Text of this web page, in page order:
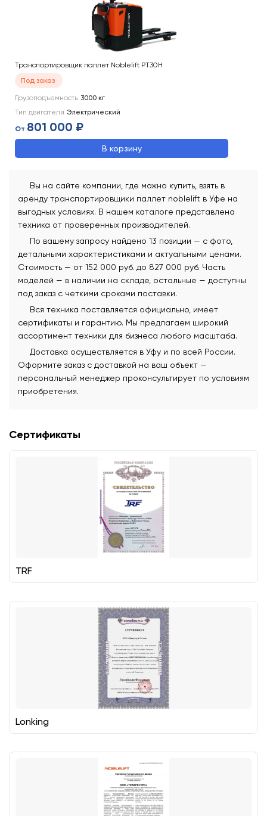
Транспортировщик паллет Noblelift PT30H
Под заказ
Грузоподъемность 3000 кг
Тип двигателя Электрический
От 801 000 ₽
В корзину
Вы на сайте компании, где можно купить, взять в
аренду транспортировщики паллет noblelift в Уфе на
выгодных условиях. В нашем каталоге представлена
техника от проверенных производителей.
По вашему запросу найдено 13 позиции — с фото,
детальными характеристиками и актуальными ценами.
Стоимость — от 152 000 руб. до 827 000 руб. Часть
моделей — в наличии на складе, остальные — доступны
под заказ с четкими сроками поставки.
Вся техника поставляется официально, имеет
сертификаты и гарантию. Мы предлагаем широкий
ассортимент техники для бизнеса любого масштаба.
Доставка осуществляется в Уфу и по всей России.
Оформите заказ с доставкой на ваш объект —
персональный менеджер проконсультирует по условиям
приобретения.
Сертификаты
TRF
Lonking